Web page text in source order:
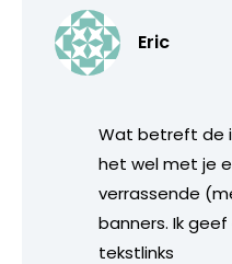
Eric
Wat betreft de
het wel met je
verrassende
banners. Ik
tekstlinks